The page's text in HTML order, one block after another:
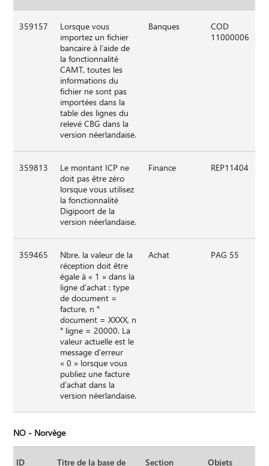
359157
Lorsque vous
importez un fichier
bancaire à l’aide de
la fonctionnalité
CAMT, toutes les
informations du
fichier ne sont pas
importées dans la
table des lignes du
relevé CBG dans la
version néerlandaise.
Banques
COD
11000006
359813
Le montant ICP ne
doit pas être zéro
lorsque vous utilisez
la fonctionnalité
Digipoort de la
version néerlandaise.
Finance REP11404
359465
Nbre. la valeur de la
réception doit être
égale à « 1 » dans la
ligne d’achat : type
de document =
facture, n °
document = XXXX, n
° ligne = 20000. La
valeur actuelle est le
message d’erreur
« 0 » lorsque vous
publiez une facture
d’achat dans la
version néerlandaise.
Achat PAG 55
NO - Norvège
ID Titre de la base de Section Objets